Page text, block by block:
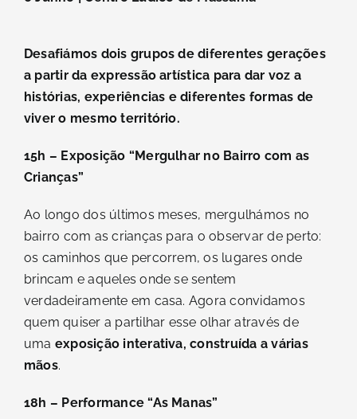
Desafiámos dois grupos de diferentes gerações
a partir da expressão artística para dar voz a
histórias, experiências e diferentes formas de
viver o mesmo território.
15h – Exposição “Mergulhar no Bairro com as
Crianças”
Ao longo dos últimos meses, mergulhámos no
bairro com as crianças para o observar de perto:
os caminhos que percorrem, os lugares onde
brincam e aqueles onde se sentem
verdadeiramente em casa. Agora convidamos
quem quiser a partilhar esse olhar através de
uma exposição interativa, construída a várias
mãos.
18h – Performance “As Manas”